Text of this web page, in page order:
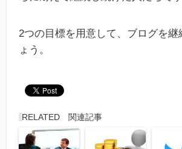
2つの目標を用意して、ブログを継
ょう。
RELATED 関連記事